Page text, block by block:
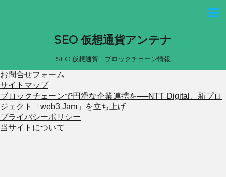
SEO 仮想通貨アンテナ
SEO 仮想通貨 ブロックチェーン情報
お問合せフォーム
サイトマップ
ブロックチェーンで円滑な企業連携を──NTT Digital、新プロ
ジェクト「web3 Jam」を立ち上げ
プライバシーポリシー
当サイトについて